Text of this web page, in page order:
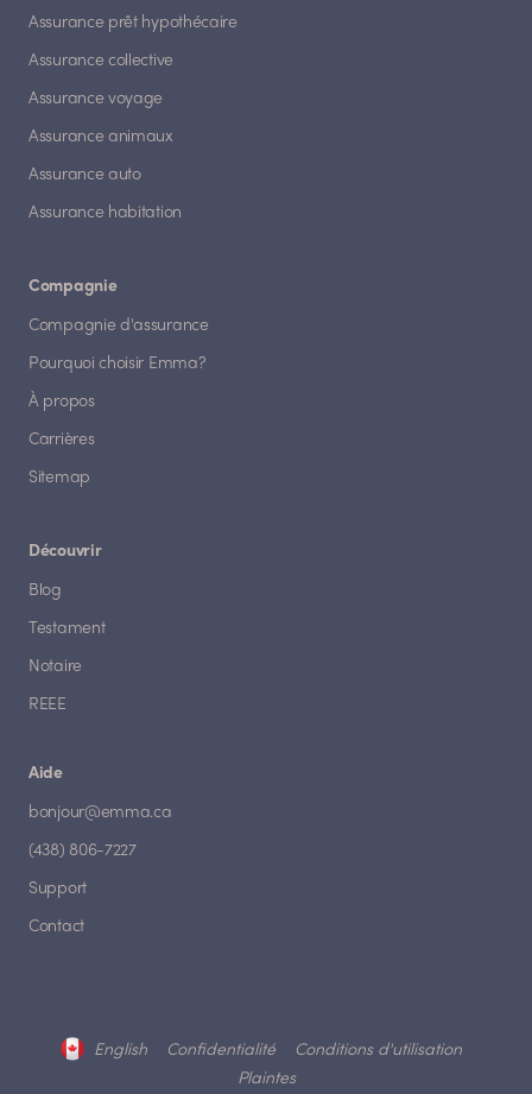
Assurance prêt hypothécaire
Assurance collective
Assurance voyage
Assurance animaux
Assurance auto
Assurance habitation
Compagnie
Compagnie d'assurance
Pourquoi choisir Emma?
À propos
Carrières
Sitemap
Découvrir
Blog
Testament
Notaire
REEE
Aide
bonjour@emma.ca
(438) 806-7227
Support
Contact
English Confidentialité
Conditions d'utilisation
Plaintes